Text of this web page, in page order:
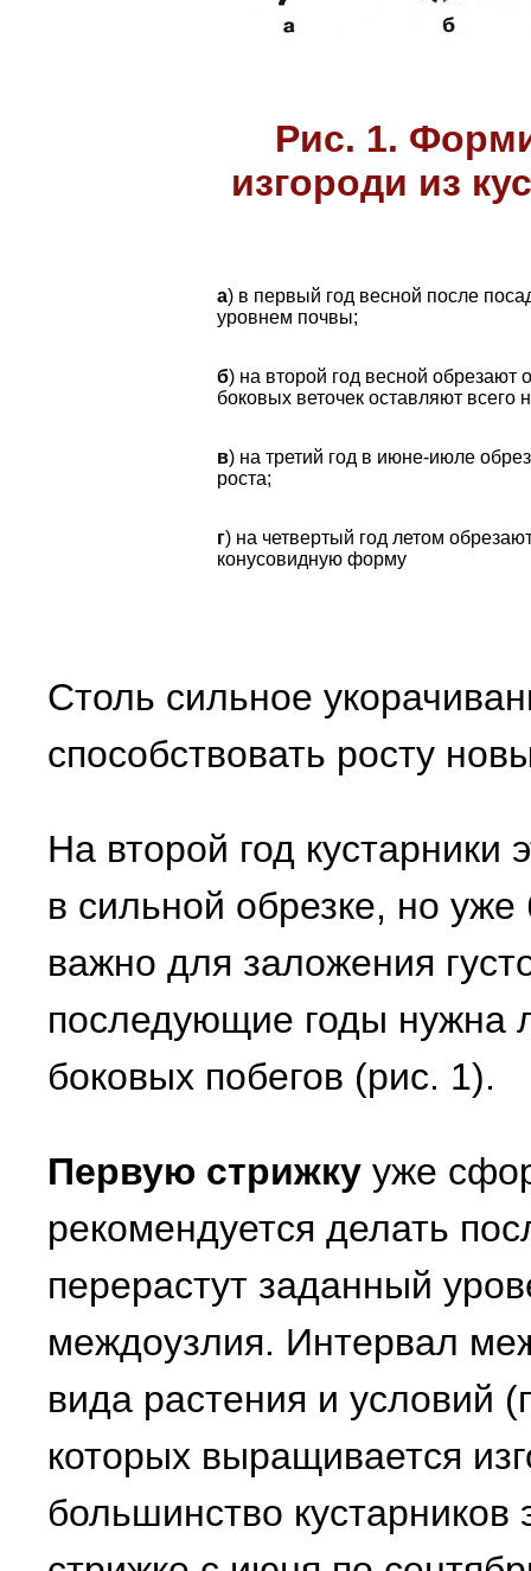
Рис. 1.
изгороди из
а) в первый год весной после
уровнем почвы;
б) на второй год весной обрезают
боковых веточек оставляют всего
в) на третий год в июне-июле
роста;
г) на четвертый год летом
конусовидную форму
Столь сильное
способствовать росту
На второй год кустарники
в сильной обрезке, но
важно для заложения
последующие годы нужна
боковых побегов (рис. 1).
Первую стрижку уже
рекомендуется делать
перерастут заданный
междоузлия. Интервал
вида растения и условий
которых выращивается
большинство кустарников